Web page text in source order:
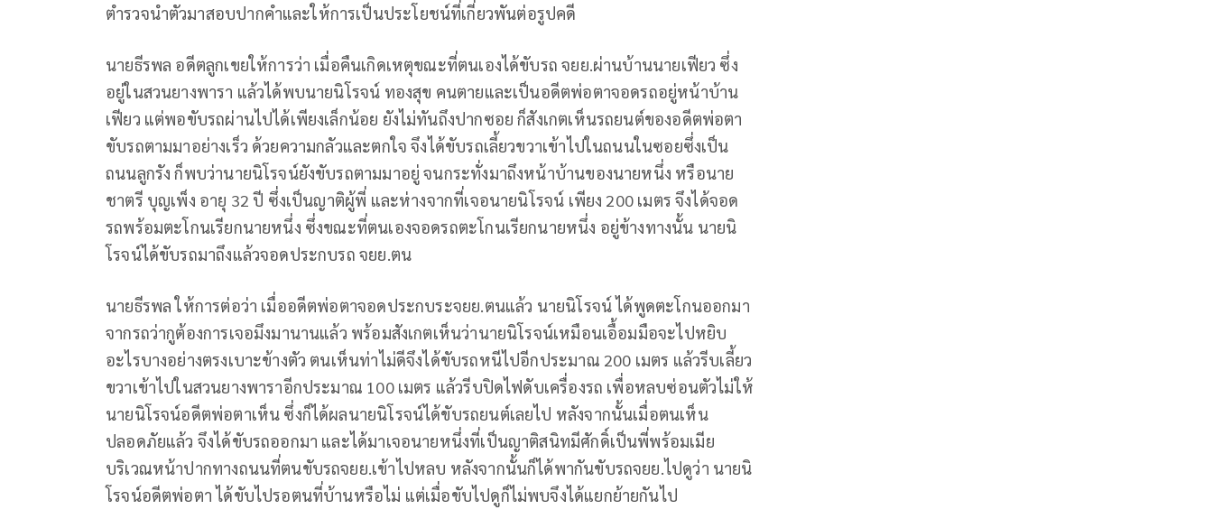
ตำรวจนำตัวมาสอบปากคำและให้การเป็นประโยชน์ที่เกี่ยวพันต่อรูปคดี
นายธีรพล อดีตลูกเขยให้การว่า เมื่อคืนเกิดเหตุขณะที่ตนเองได้ขับรถ จยย.ผ่านบ้านนายเฟียว ซึ่ง
อยู่ในสวนยางพารา แล้วได้พบนายนิโรจน์ ทองสุข คนตายและเป็นอดีตพ่อตาจอดรถอยู่หน้าบ้าน
เฟียว แต่พอขับรถผ่านไปได้เพียงเล็กน้อย ยังไม่ทันถึงปากซอย ก็สังเกตเห็นรถยนต์ของอดีตพ่อตา
ขับรถตามมาอย่างเร็ว ด้วยความกลัวและตกใจ จึงได้ขับรถเลี้ยวขวาเข้าไปในถนนในซอยซึ่งเป็น
ถนนลูกรัง ก็พบว่านายนิโรจน์ยังขับรถตามมาอยู่ จนกระทั่งมาถึงหน้าบ้านของนายหนึ่ง หรือนาย
ชาตรี บุญเพ็ง อายุ 32 ปี ซึ่งเป็นญาติผู้พี่ และห่างจากที่เจอนายนิโรจน์ เพียง 200 เมตร จึงได้จอด
รถพร้อมตะโกนเรียกนายหนึ่ง ซึ่งขณะที่ตนเองจอดรถตะโกนเรียกนายหนึ่ง อยู่ข้างทางนั้น นายนิ
โรจน์ได้ขับรถมาถึงแล้วจอดประกบรถ จยย.ตน
นายธีรพล ให้การต่อว่า เมื่ออดีตพ่อตาจอดประกบระจยย.ตนแล้ว นายนิโรจน์ ได้พูดตะโกนออกมา
จากรถว่ากูต้องการเจอมึงมานานแล้ว พร้อมสังเกตเห็นว่านายนิโรจน์เหมือนเอื้อมมือจะไปหยิบ
อะไรบางอย่างตรงเบาะข้างตัว ตนเห็นท่าไม่ดีจึงได้ขับรถหนีไปอีกประมาณ 200 เมตร แล้วรีบเลี้ยว
ขวาเข้าไปในสวนยางพาราอีกประมาณ 100 เมตร แล้วรีบปิดไฟดับเครื่องรถ เพื่อหลบซ่อนตัวไม่ให้
นายนิโรจน์อดีตพ่อตาเห็น ซึ่งก็ได้ผลนายนิโรจน์ได้ขับรถยนต์เลยไป หลังจากนั้นเมื่อตนเห็น
ปลอดภัยแล้ว จึงได้ขับรถออกมา และได้มาเจอนายหนึ่งที่เป็นญาติสนิทมีศักดิ์เป็นพี่พร้อมเมีย
บริเวณหน้าปากทางถนนที่ตนขับรถจยย.เข้าไปหลบ หลังจากนั้นก็ได้พากันขับรถจยย.ไปดูว่า นายนิ
โรจน์อดีตพ่อตา ได้ขับไปรอตนที่บ้านหรือไม่ แต่เมื่อขับไปดูก็ไม่พบจึงได้แยกย้ายกันไป